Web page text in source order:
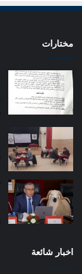
مختارات
اخبار شائعة